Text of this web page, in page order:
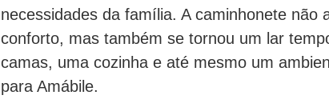
necessidades da família. A caminhonete não
conforto, mas também se tornou um lar
camas, uma cozinha e até mesmo um
para Amábile.